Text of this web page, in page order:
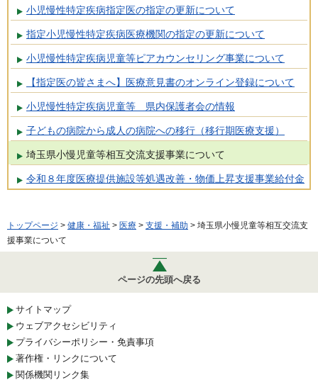
小児慢性特定疾病指定医の指定の更新について
指定小児慢性特定疾病医療機関の指定の更新について
小児慢性特定疾病児童等ピアカウンセリング事業について
【指定医の皆さまへ】医療意見書のオンライン登録について
小児慢性特定疾病児童等 県内保護者会の情報
子どもの病院から成人の病院への移行（移行期医療支援）
埼玉県小慢児童等相互交流支援事業について
令和８年度医療提供施設等処遇改善・物価上昇支援事業給付金
トップページ > 健康・福祉 > 医療 > 支援・補助 > 埼玉県小慢児童等相互交流支
援事業について
ページの先頭へ戻る
サイトマップ
ウェブアクセシビリティ
プライバシーポリシー・免責事項
著作権・リンクについて
関係機関リンク集